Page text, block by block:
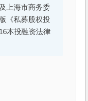
上海市商务委
《私募股权投
本投融资法律